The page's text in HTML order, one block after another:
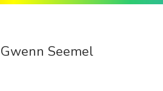
Gwenn Seemel